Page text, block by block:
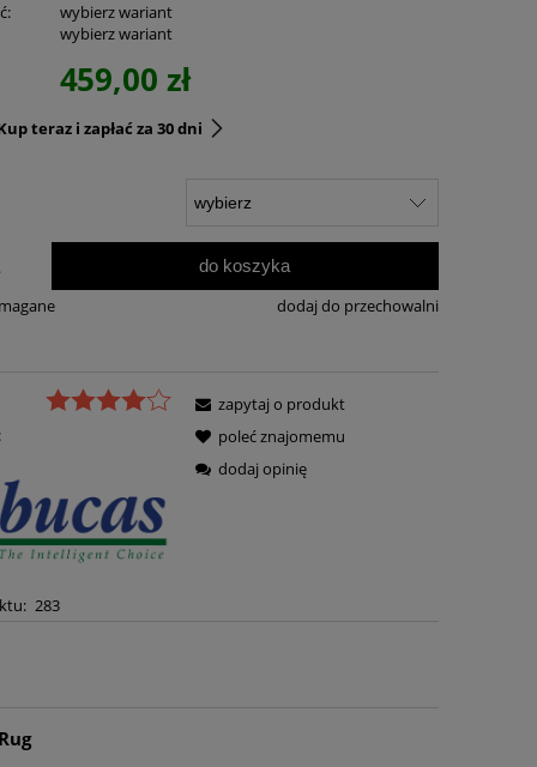
wybierz wariant
wybierz wariant
459,00 zł
teraz i zapłać za 30 dni
do koszyka
dodaj do przechowalni
283
zapytaj o produkt
poleć znajomemu
dodaj opinię